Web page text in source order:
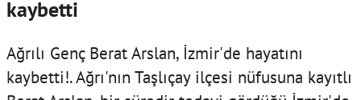
kaybetti
Ağrılı Genç Berat Arslan, İzmir'de hayatını
kaybetti!. Ağrı'nın Taşlıçay ilçesi nüfusuna kayıtlı